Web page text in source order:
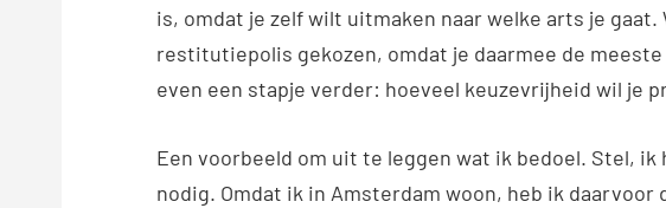
is, omdat je zelf wilt uitmaken naar welke arts je gaat.
restitutiepolis gekozen, omdat je daarmee de
even een stapje verder: hoeveel keuzevrijheid wil je
Een voorbeeld om uit te leggen wat ik bedoel. Stel,
nodig. Omdat ik in Amsterdam woon, heb ik daarvoor